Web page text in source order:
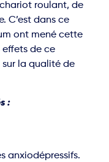
roulant, de
C’est dans ce
ont mené cette
effets de ce
la qualité de
:
anxiodépressifs.